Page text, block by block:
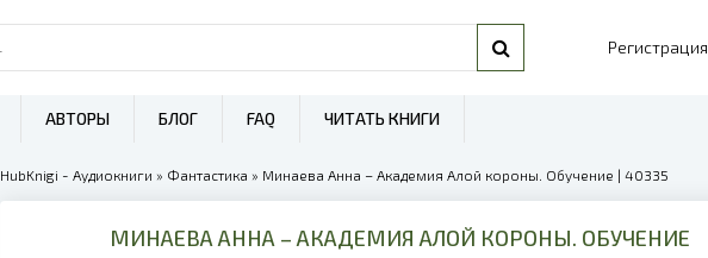
Регистрация
АВТОРЫ БЛОГ FAQ ЧИТАТЬ КНИГИ
HubKnigi - Аудиокниги » Фантастика » Минаева Анна – Академия Алой короны. Обучение | 40335
МИНАЕВА АННА – АКАДЕМИЯ АЛОЙ КОРОНЫ. ОБУЧЕНИЕ